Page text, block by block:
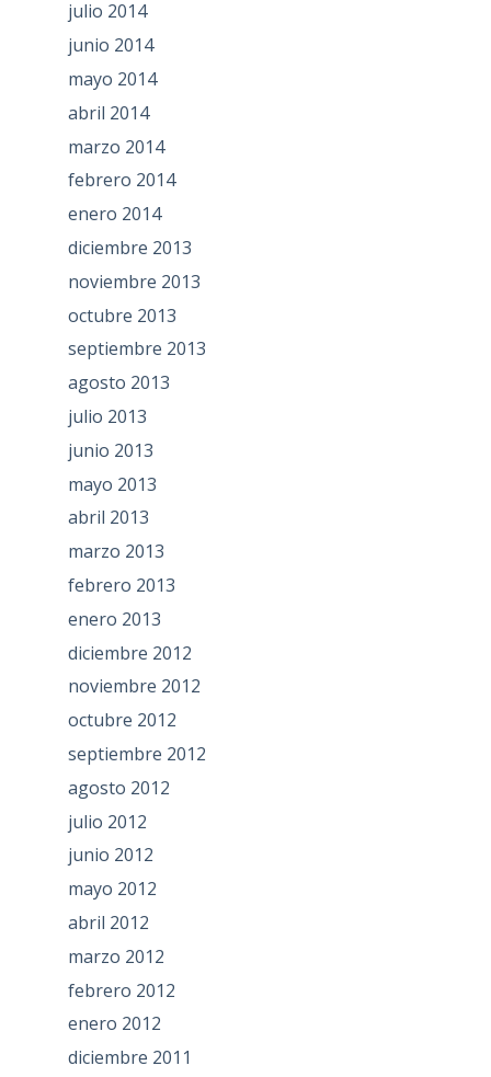
julio 2014
junio 2014
mayo 2014
abril 2014
marzo 2014
febrero 2014
enero 2014
diciembre 2013
noviembre 2013
octubre 2013
septiembre 2013
agosto 2013
julio 2013
junio 2013
mayo 2013
abril 2013
marzo 2013
febrero 2013
enero 2013
diciembre 2012
noviembre 2012
octubre 2012
septiembre 2012
agosto 2012
julio 2012
junio 2012
mayo 2012
abril 2012
marzo 2012
febrero 2012
enero 2012
diciembre 2011